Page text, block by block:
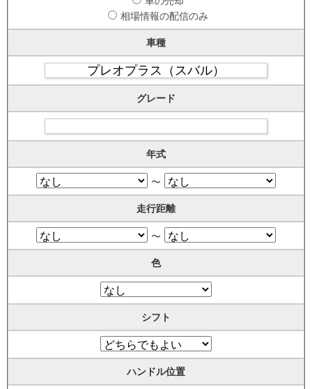
相場情報の配信のみ
車種
グレード
年式
〜
走行距離
〜
色
シフト
ハンドル位置